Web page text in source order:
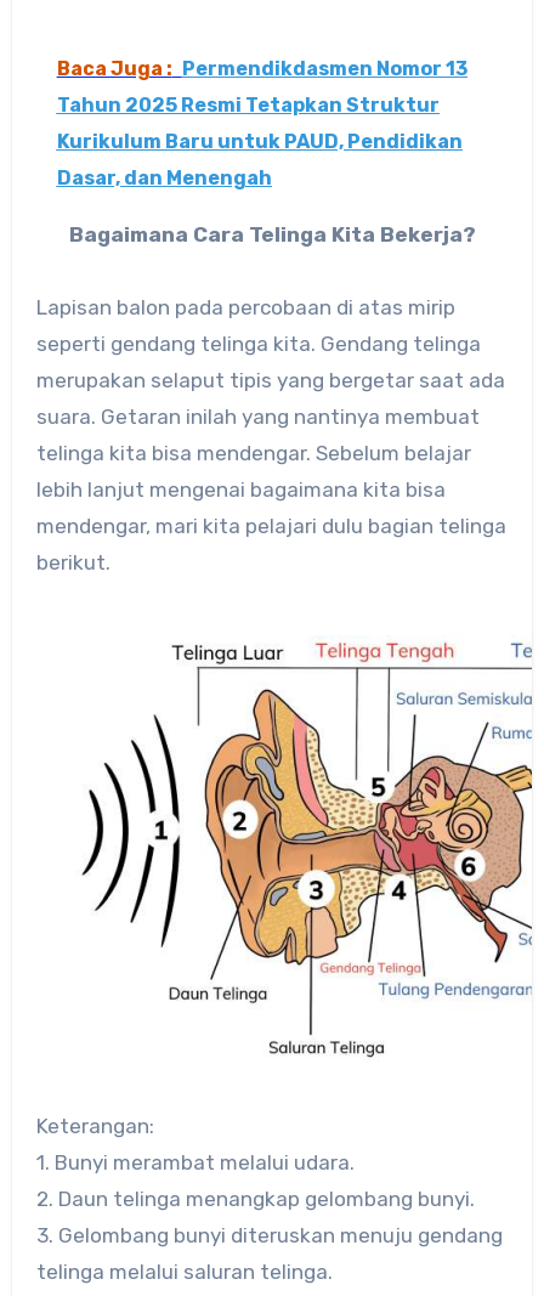
Baca Juga :
Permendikdasmen Nomor 13
Tahun 2025 Resmi Tetapkan Struktur
Kurikulum Baru untuk PAUD, Pendidikan
Dasar, dan Menengah
Bagaimana Cara Telinga Kita Bekerja?
Lapisan balon pada percobaan di atas mirip
seperti gendang telinga kita. Gendang telinga
merupakan selaput tipis yang bergetar saat ada
suara. Getaran inilah yang nantinya membuat
telinga kita bisa mendengar. Sebelum belajar
lebih lanjut mengenai bagaimana kita bisa
mendengar, mari kita pelajari dulu bagian telinga
berikut.
Keterangan:
1. Bunyi merambat melalui udara.
2. Daun telinga menangkap gelombang bunyi.
3. Gelombang bunyi diteruskan menuju gendang
telinga melalui saluran telinga.